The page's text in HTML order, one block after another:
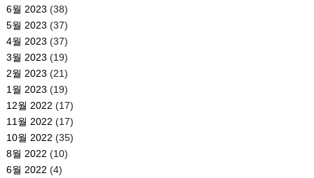
6월 2023 (38)
5월 2023 (37)
4월 2023 (37)
3월 2023 (19)
2월 2023 (21)
1월 2023 (19)
12월 2022 (17)
11월 2022 (17)
10월 2022 (35)
8월 2022 (10)
6월 2022 (4)